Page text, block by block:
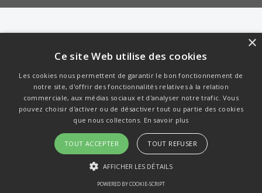
Ce site Web utilise des cookies
Les cookies nous permettent de garantir le bon fonctionnement de
notre site, d'offrir des fonctionnalités relatives à la relation
commerciale, aux médias sociaux et d'analyser notre trafic. Vous
pouvez choisir d'activer ou de désactiver tout ou partie des cookies
que nous collectons. En savoir plus
TOUT ACCEPTER TOUT REFUSER
AFFICHER LES DÉTAILS
STRICTEMENT NÉCESSAIRES PERFORMANCE
POWERED BY COOKIE-SCRIPT
×